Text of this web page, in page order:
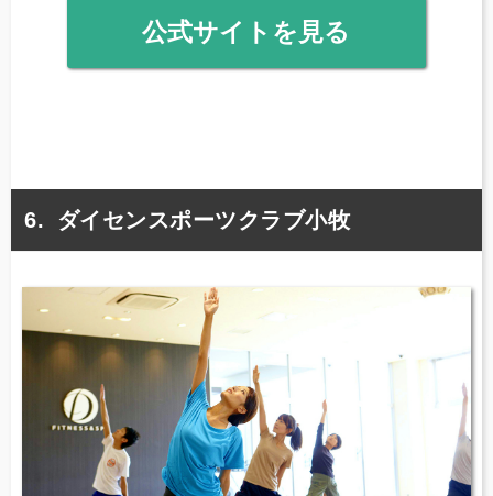
公式サイトを見る
ダイセンスポーツクラブ小牧